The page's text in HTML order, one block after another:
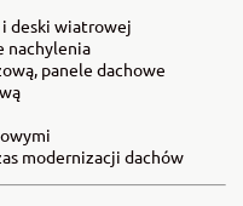
deski wiatrowej
nachylenia
panele dachowe
modernizacji dachów